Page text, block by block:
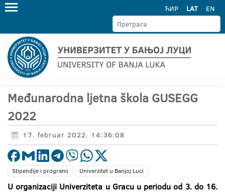
ЋИР LAT EN
Međunarodna ljetna škola GUSEGG
2022
17. februar 2022. 14:36:08
Stipendije i programi Univerzitet u Banjoj Luci
U organizaciji Univerziteta u Gracu u periodu od 3. do 16.